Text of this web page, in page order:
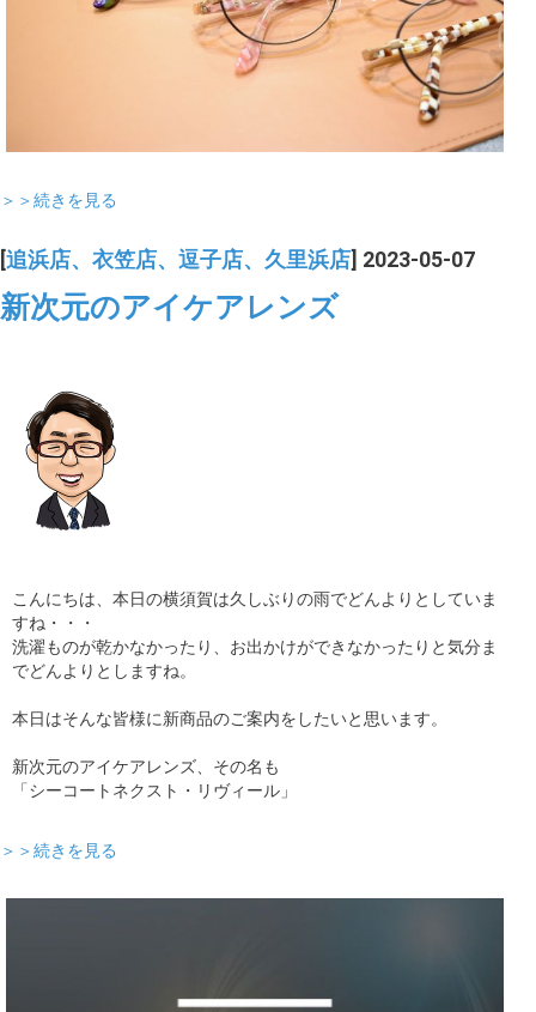
＞＞続きを見る
[追浜店、衣笠店、逗子店、久里浜店] 2023-05-07
新次元のアイケアレンズ
こんにちは、本日の横須賀は久しぶりの雨でどんよりとしていま
すね・・・
洗濯ものが乾かなかったり、お出かけができなかったりと気分ま
でどんよりとしますね。
本日はそんな皆様に新商品のご案内をしたいと思います。
新次元のアイケアレンズ、その名も
「シーコートネクスト・リヴィール」
＞＞続きを見る